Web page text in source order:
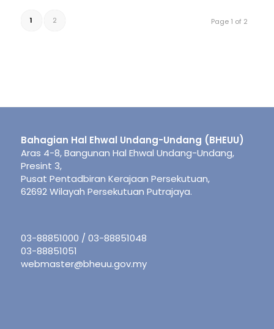
Page 1 of 2
1 2
Bahagian Hal Ehwal Undang-Undang (BHEUU)
Aras 4-8, Bangunan Hal Ehwal Undang-Undang,
Presint 3,
Pusat Pentadbiran Kerajaan Persekutuan,
62692 Wilayah Persekutuan Putrajaya.
03-88851000 / 03-88851048
03-88851051
webmaster@bheuu.gov.my